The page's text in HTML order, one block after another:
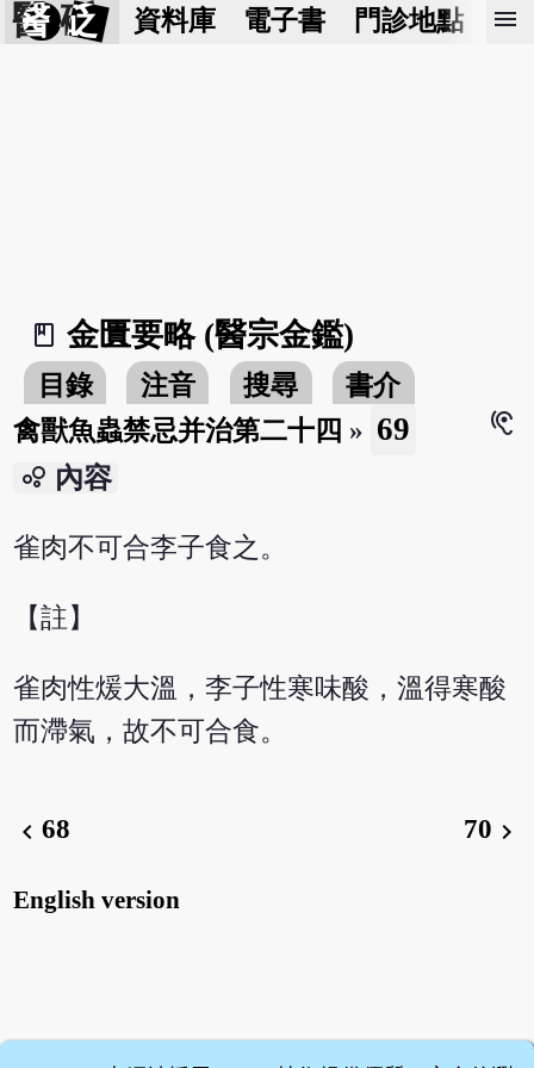
醫 砭 資料庫 電子書 門診地點 預
menu
book_2
金匱要略 (醫宗金鑑)
目錄 注音 搜尋
書介
禽獸魚蟲禁忌并治第二十四 » 69
hearing
bubble_chart 內容
雀肉不可合李子食之。
【註】
雀肉性煖大溫，李子性寒味酸，溫得寒酸
而滯氣，故不可合食。
chevron_left68 70 chevron_right
English version